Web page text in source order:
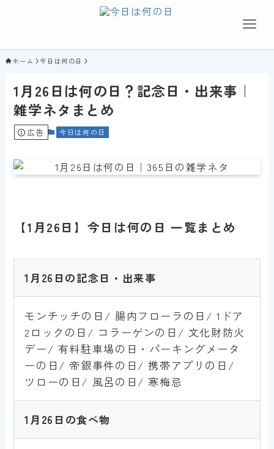
ホーム 今日は何の日
1月26日は何の日？記念日・出来事｜
雑学ネタまとめ
広告 今日は何の日
【1月26日】今日は何の日 一覧まとめ
1月26日の記念日・出来事
モンチッチの日/ 腸内フローラの日/ 1ドア
2ロックの日/ コラーゲンの日/ 文化財防火
デー/ 有料駐車場の日・パーキングメータ
ーの日/ 帝銀事件の日/ 携帯アプリの日/
ツローの日/ 風呂の日/ 寒梅忌
1月 26 日の食べ物